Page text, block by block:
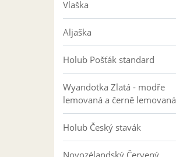
Vlaška
Aljaška
Holub Pošťák standard
Wyandotka Zlatá - modře
lemovaná a černě lemovaná
Holub Český stavák
Novozélandský Červený